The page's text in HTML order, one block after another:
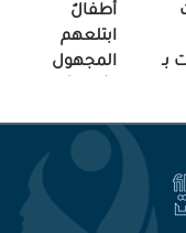
بـ
أطفالٌ
ابتلعهم
المجهول
الفاجعة!